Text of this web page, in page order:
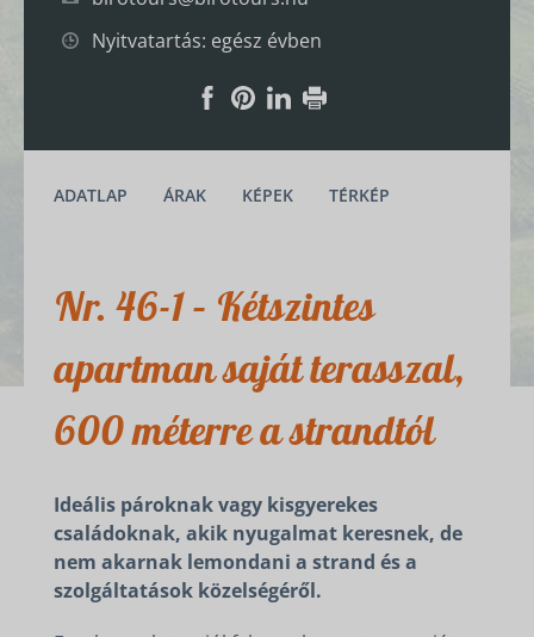
Nyitvatartás: egész évben
ADATLAP ÁRAK KÉPEK TÉRKÉP
Nr. 46-1 – Kétszintes
apartman saját terasszal,
600 méterre a strandtól
Ideális pároknak vagy kisgyerekes
családoknak, akik nyugalmat keresnek, de
nem akarnak lemondani a strand és a
szolgáltatások közelségéről.